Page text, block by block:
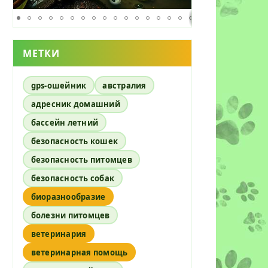
МЕТКИ
gps-ошейник
австралия
адресник домашний
бассейн летний
безопасность кошек
безопасность питомцев
безопасность собак
биоразнообразие
болезни питомцев
ветеринария
ветеринарная помощь